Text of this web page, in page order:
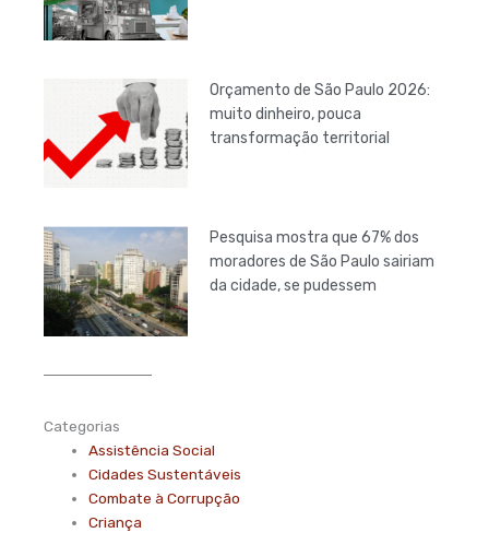
Orçamento de São Paulo 2026:
muito dinheiro, pouca
transformação territorial
Pesquisa mostra que 67% dos
moradores de São Paulo sairiam
da cidade, se pudessem
Categorias
Assistência Social
Cidades Sustentáveis
Combate à Corrupção
Criança